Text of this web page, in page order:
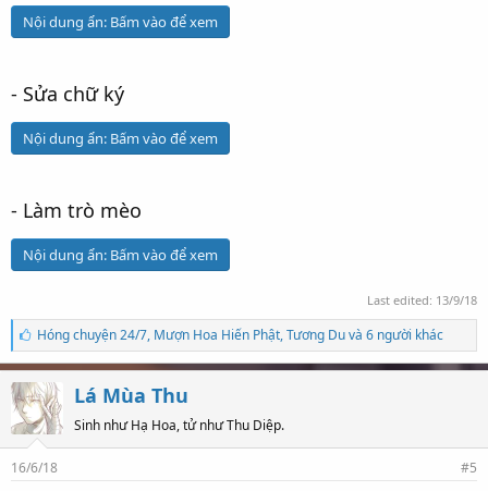
Nội dung ẩn: Bấm vào để xem
- Sửa chữ ký
Nội dung ẩn: Bấm vào để xem
- Làm trò mèo
Nội dung ẩn: Bấm vào để xem
Last edited: 13/9/18
S
ố
l
ư
ợ
t
t
í
Hóng chuyện 24/7, Mượn Hoa Hiến Phật,Tương Du và 6 người khác
Lá Mùa Thu
Sinh như Hạ Hoa, tử như Thu Diệp.
16/6/18 #5